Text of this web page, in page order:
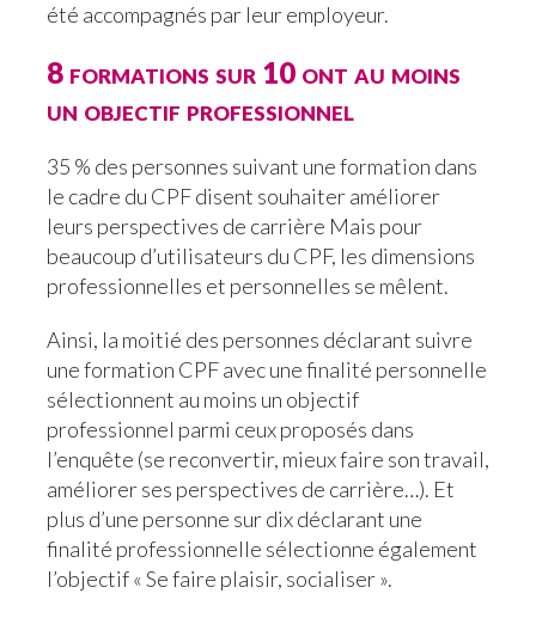
été accompagnés par leur employeur.
8 formations sur 10 ont au moins
un objectif professionnel
35 % des personnes suivant une formation dans
le cadre du CPF disent souhaiter améliorer
leurs perspectives de carrière Mais pour
beaucoup d’utilisateurs du CPF, les dimensions
professionnelles et personnelles se mêlent.
Ainsi, la moitié des personnes déclarant suivre
une formation CPF avec une finalité personnelle
sélectionnent au moins un objectif
professionnel parmi ceux proposés dans
l’enquête (se reconvertir, mieux faire son travail,
améliorer ses perspectives de carrière…). Et
plus d’une personne sur dix déclarant une
finalité professionnelle sélectionne également
l’objectif « Se faire plaisir, socialiser ».